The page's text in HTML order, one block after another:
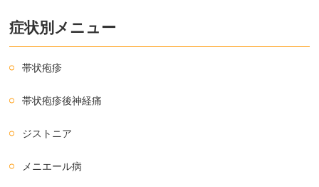
症状別メニュー
帯状疱疹
帯状疱疹後神経痛
ジストニア
メニエール病